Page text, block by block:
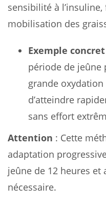
sensibilité à
mobilisation des
Exemple concret
période de jeûne
grande
d’atteindre
sans effort
Attention : Cette
adaptation
jeûne de 12 heures et
nécessaire.